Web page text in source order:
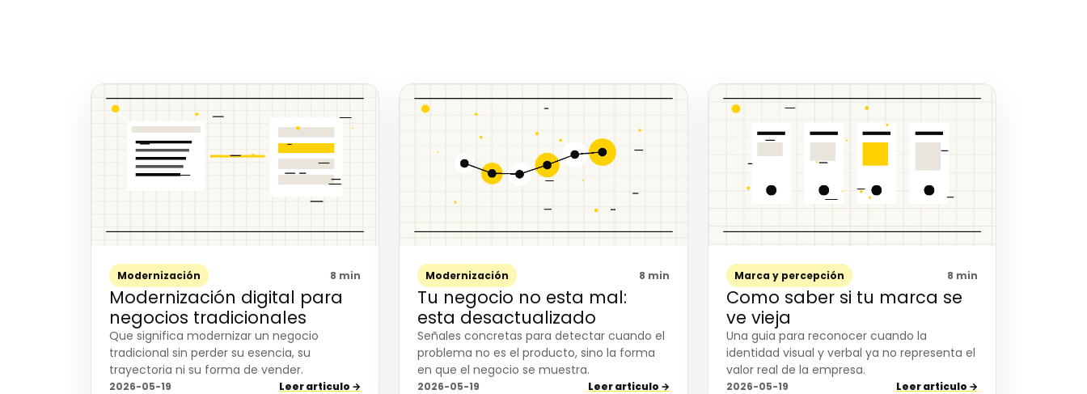
Modernización 8 min
Modernización digital para
negocios tradicionales
Que significa modernizar un negocio
tradicional sin perder su esencia, su
trayectoria ni su forma de vender.
2026-05-19 Leer articulo →
Modernización 8 min
Tu negocio no esta mal:
esta desactualizado
Señales concretas para detectar cuando el
problema no es el producto, sino la forma
en que el negocio se muestra.
2026-05-19 Leer articulo →
Marca y percepción 8 min
Como saber si tu marca se
ve vieja
Una guia para reconocer cuando la
identidad visual y verbal ya no representa el
valor real de la empresa.
2026-05-19 Leer articulo →